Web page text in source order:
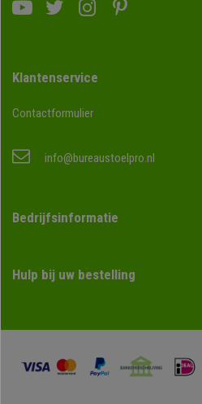
Klantenservice
Contactformulier
info@bureaustoelpro.nl
Bedrijfsinformatie
Hulp bij uw bestelling